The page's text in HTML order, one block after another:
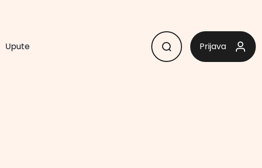
Upute Prijava